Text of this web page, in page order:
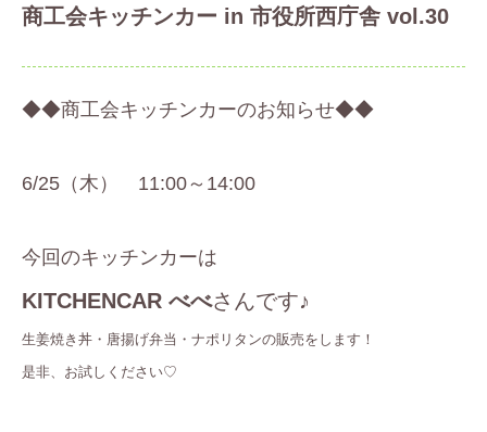
商工会キッチンカー in 市役所西庁舎 vol.30
◆◆商工会キッチンカーのお知らせ◆◆
6/25（木） 11:00～14:00
今回のキッチンカーは
KITCHENCAR べべさんです♪
生姜焼き丼・唐揚げ弁当・ナポリタンの販売をします！
是非、お試しください♡